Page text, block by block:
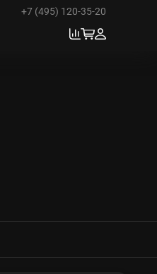
+7 (495) 120-35-20